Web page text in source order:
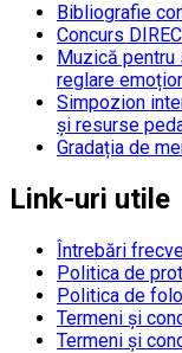
Bibliografie
Concurs
Muzică pentru
reglare
Simpozion
și resurse
Gradația de
Link-uri utile
Întrebări
Politica de
Politica de
Termeni și
Termeni și